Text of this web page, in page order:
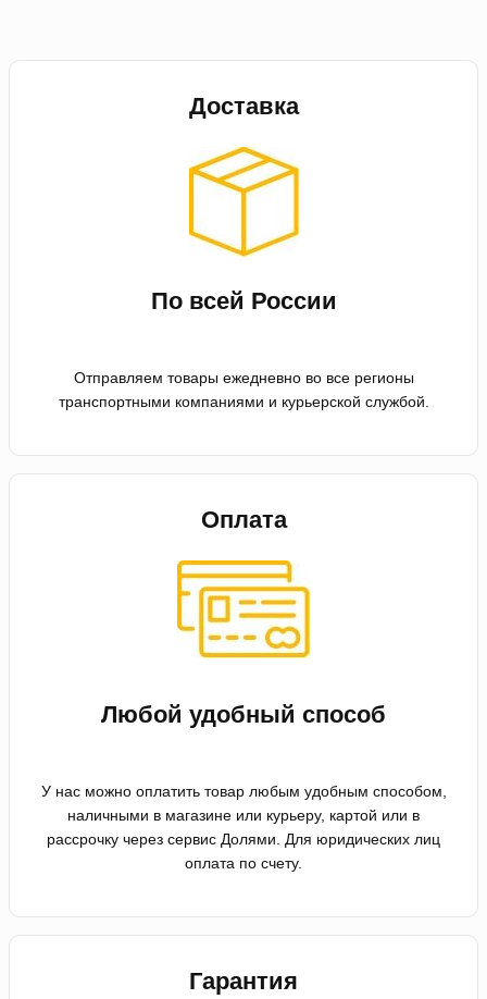
Доставка
По всей России
Отправляем товары ежедневно во все регионы
транспортными компаниями и курьерской службой.
Оплата
Любой удобный способ
У нас можно оплатить товар любым удобным способом,
наличными в магазине или курьеру, картой или в
рассрочку через сервис Долями. Для юридических лиц
оплата по счету.
Гарантия